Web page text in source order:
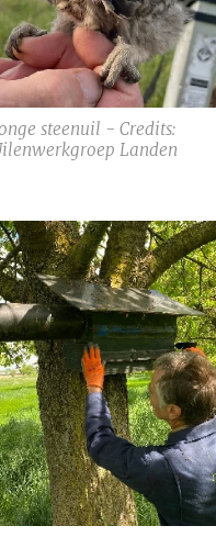
steenuil - Credits:
Landen